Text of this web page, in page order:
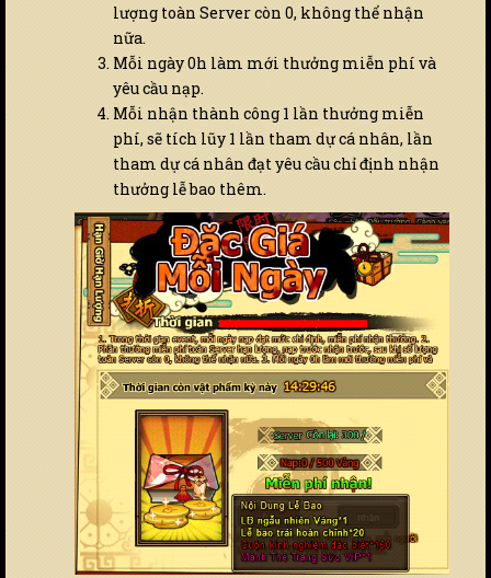
lượng toàn Server còn 0, không thể nhận
nữa.
Mỗi ngày 0h làm mới thưởng miễn phí và
yêu cầu nạp.
Mỗi nhận thành công 1 lần thưởng miễn
phí, sẽ tích lũy 1 lần tham dự cá nhân, lần
tham dự cá nhân đạt yêu cầu chỉ định nhận
thưởng lễ bao thêm.